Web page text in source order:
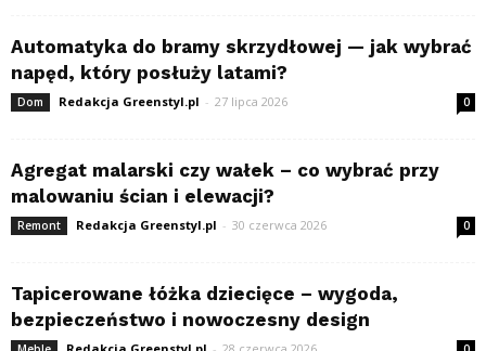
Automatyka do bramy skrzydłowej — jak wybrać
napęd, który posłuży latami?
Dom Redakcja Greenstyl.pl - 27 lipca 2026 0
Agregat malarski czy wałek – co wybrać przy
malowaniu ścian i elewacji?
Remont Redakcja Greenstyl.pl - 30 czerwca 2026 0
Tapicerowane łóżka dziecięce – wygoda,
bezpieczeństwo i nowoczesny design